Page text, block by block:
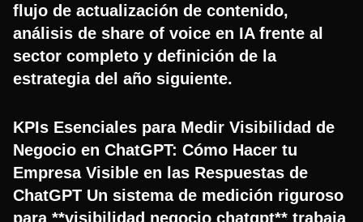
flujo de actualización de contenido,
análisis de share of voice en IA frente al
sector completo y definición de la
estrategia del año siguiente.
KPIs Esenciales para Medir Visibilidad de
Negocio en ChatGPT: Cómo Hacer tu
Empresa Visible en las Respuestas de
ChatGPT Un sistema de medición riguroso
para **visibilidad negocio chatgpt** trabaja